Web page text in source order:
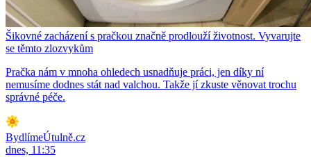
Šikovné zacházení s pračkou značně prodlouží životnost. Vyvarujte
se těmto zlozvykům
Pračka nám v mnoha ohledech usnadňuje práci, jen díky ní
nemusíme dodnes stát nad valchou. Takže jí zkuste věnovat trochu
správné péče.
BydlímeÚtulně.cz
dnes, 11:35